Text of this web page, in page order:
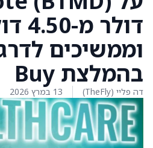
דולר
וממשיכים
בהמלצת Buy
דה פליי (TheFly) 13 במרץ 2026